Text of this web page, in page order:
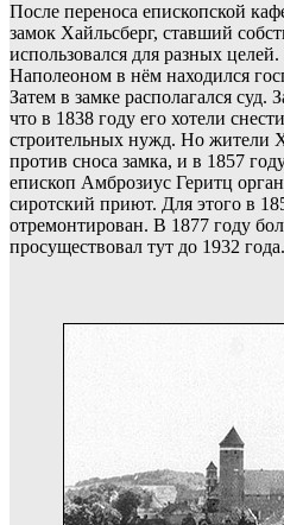
После переноса епископской
замок Хайльсберг, ставший
использовался для разных
Наполеоном в нём находился
Затем в замке располагался суд.
что в 1838 году его хотели
строительных нужд. Но жители
против сноса замка, и в 1857
епископ Амброзиус Геритц
сиротский приют. Для этого в
отремонтирован. В 1877 году
просуществовал тут до 1932 года.